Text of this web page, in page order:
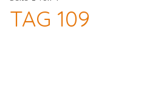
TAG 109